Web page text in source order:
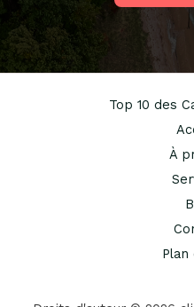
Top 10 des
À
Plan